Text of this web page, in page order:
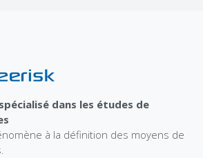
dans les études de
à la définition des moyens de